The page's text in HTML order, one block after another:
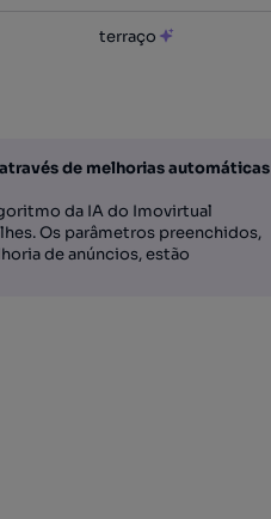
terraço
de melhorias automáticas
da IA do Imovirtual
Os parâmetros preenchidos,
de anúncios, estão